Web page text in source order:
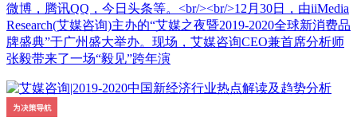
微博，腾讯QQ，今日头条等。<br/><br/>12月30日，由iiMedia
Research(艾媒咨询)主办的“艾媒之夜暨2019-2020全球新消费品
牌盛典”于广州盛大举办。现场，艾媒咨询CEO兼首席分析师
张毅带来了一场“毅见”跨年演